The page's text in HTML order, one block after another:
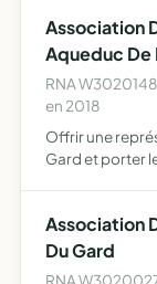
Association
Aqueduc De
RNA
en 2018
Offrir une
Gard et porter
administrat…
Association
Du Gard
RNA